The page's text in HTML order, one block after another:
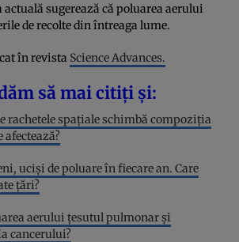
actuală sugerează că poluarea aerului
de recolte din întreaga lume.
în revista Science Advances.
să mai citiți și:
rachetele spațiale schimbă compoziția
uciși de poluare în fiecare an. Care
țări?
aerului țesutul pulmonar și
cancerului?